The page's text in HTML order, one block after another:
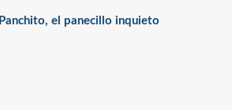
Panchito, el panecillo inquieto